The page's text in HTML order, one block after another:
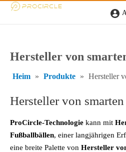
Hersteller von
Heim » Produkte » Hersteller
Hersteller von
ProCircle-Technologie kann mit
Fußballbällen, einer langjährigen
eine breite Palette von Hersteller